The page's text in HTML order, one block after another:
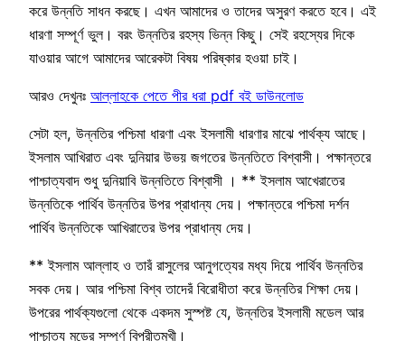
করে উন্নতি সাধন করছে। এখন আমাদের ও তাদের অসুরণ করতে হবে। এই
ধারণা সম্পূর্ণ ভুল। বরং উন্নতির রহস্য ভিন্ন কিছু। সেই রহস্যের দিকে
যাওয়ার আগে আমাদের আরেকটা বিষয় পরিষ্কার হওয়া চাই।
আরও দেখুনঃ আল্লাহকে পেতে পীর ধরা pdf বই ডাউনলোড
সেটা হল, উন্নতির পশ্চিমা ধারণা এবং ইসলামী ধারণার মাঝে পার্থক্য আছে।
ইসলাম আখিরাত এবং দুনিয়ার উভয় জগতের উন্নতিতে বিশ্বাসী। পক্ষান্তরে
পাশ্চাত্যবাদ শুধু দুনিয়াবি উন্নতিতে বিশ্বাসী । ** ইসলাম আখেরাতের
উন্নতিকে পার্থিব উন্নতির উপর প্রাধান্য দেয়। পক্ষান্তরে পশ্চিমা দর্শন
পার্থিব উন্নতিকে আখিরাতের উপর প্রাধান্য দেয়।
** ইসলাম আল্লাহ ও তারঁ রাসুলের আনুগত্যের মধ্য দিয়ে পার্থিব উন্নতির
সবক দেয়। আর পশ্চিমা বিশ্ব তাদেরঁ বিরোধীতা করে উন্নতির শিক্ষা দেয়।
উপরের পার্থক্যগুলো থেকে একদম সুস্পষ্ট যে, উন্নতির ইসলামী মডেল আর
পাশ্চাত্য মডের সম্পূর্ণ বিপরীতমুখী।